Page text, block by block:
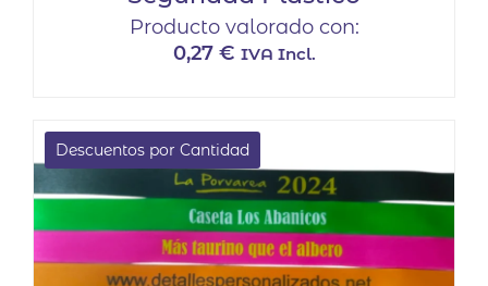
Producto valorado con:
0,27 € IVA Incl.
tiene
múltiples
variantes.
Las
opciones
se
Descuentos por Cantidad